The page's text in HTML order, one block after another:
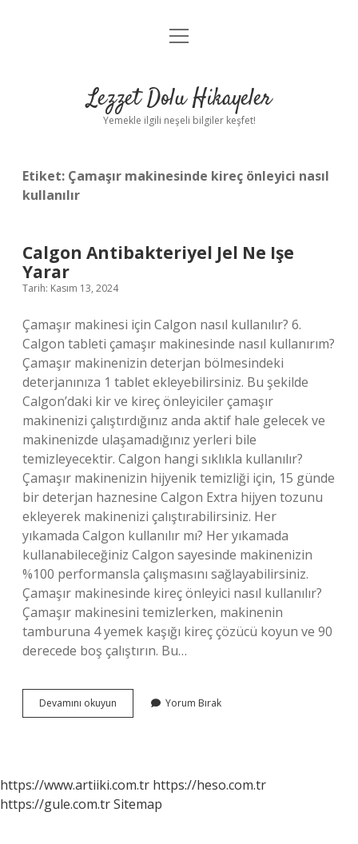
Anasayfa
Yasal Uyarı
menüyü
Lezzet Dolu Hikayeler
Yemekle ilgili neşeli bilgiler keşfet!
Etiket: Çamaşır makinesinde kireç önleyici nasıl
kullanılır
Calgon Antibakteriyel Jel Ne Işe
Yarar
Tarih: Kasım 13, 2024
Çamaşır makinesi için Calgon nasıl kullanılır? 6.
Calgon tableti çamaşır makinesinde nasıl kullanırım?
Çamaşır makinenizin deterjan bölmesindeki
deterjanınıza 1 tablet ekleyebilirsiniz. Bu şekilde
Calgon’daki kir ve kireç önleyiciler çamaşır
makinenizi çalıştırdığınız anda aktif hale gelecek ve
makinenizde ulaşamadığınız yerleri bile
temizleyecektir. Calgon hangi sıklıkla kullanılır?
Çamaşır makinenizin hijyenik temizliği için, 15 günde
bir deterjan haznesine Calgon Extra hijyen tozunu
ekleyerek makinenizi çalıştırabilirsiniz. Her
yıkamada Calgon kullanılır mı? Her yıkamada
kullanabileceğiniz Calgon sayesinde makinenizin
%100 performansla çalışmasını sağlayabilirsiniz.
Çamaşır makinesinde kireç önleyici nasıl kullanılır?
Çamaşır makinesini temizlerken, makinenin
tamburuna 4 yemek kaşığı kireç çözücü koyun ve 90
derecede boş çalıştırın. Bu…
Devamını okuyun
Antibakteriyel
Yorum Bırak
https://www.artiiki.com.tr https://heso.com.tr
https://gule.com.trSitemap